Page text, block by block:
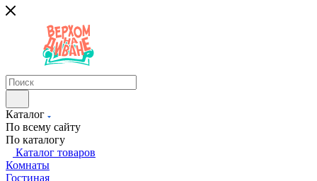
Каталог
По всему сайту
По каталогу
Каталог товаров
Комнаты
Гостиная